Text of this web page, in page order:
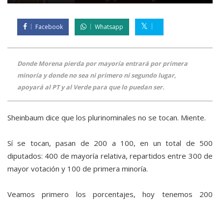
Facebook Whatsapp
Donde Morena pierda por mayoría entrará por primera
minoría y donde no sea ni primero ni segundo lugar,
apoyará al PT y al Verde para que lo puedan ser.
Sheinbaum dice que los plurinominales no se tocan. Miente.
Sí se tocan, pasan de 200 a 100, en un total de 500
diputados: 400 de mayoría relativa, repartidos entre 300 de
mayor votación y 100 de primera minoría.
Veamos primero los porcentajes, hoy tenemos 200